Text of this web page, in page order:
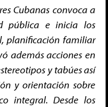
Cubanas convoca a
pública e inicia los
planificación familiar
además acciones en
y tabúes así
y orientación sobre
integral. Desde los